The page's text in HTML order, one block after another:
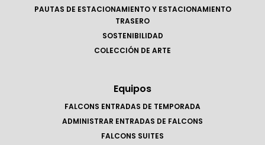
PAUTAS DE ESTACIONAMIENTO Y ESTACIONAMIENTO
TRASERO
SOSTENIBILIDAD
COLECCIÓN DE ARTE
Equipos
FALCONS ENTRADAS DE TEMPORADA
ADMINISTRAR ENTRADAS DE FALCONS
FALCONS SUITES